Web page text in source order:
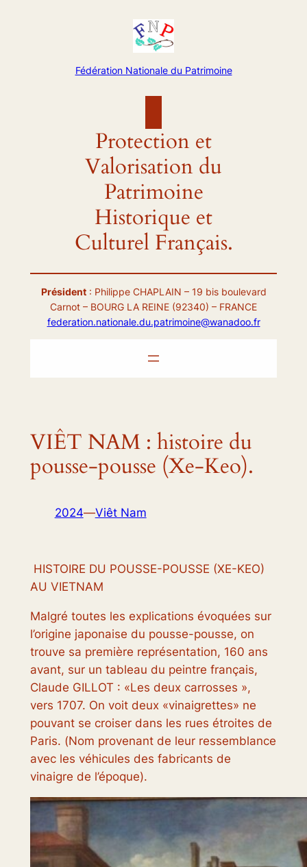
Fédération Nationale du Patrimoine
Protection et
Valorisation du
Patrimoine
Historique et
Culturel Français.
Président: Philippe CHAPLAIN – 19 bis boulevard
Carnot – BOURG LA REINE (92340) – FRANCE
federation.nationale.du.patrimoine@wanadoo.fr
VIÊT NAM : histoire du
pousse-pousse (Xe-Keo).
2024—Viêt Nam
HISTOIRE DU POUSSE-POUSSE (XE-KEO)
AU VIETNAM
Malgré toutes les explications évoquées sur
l’origine japonaise du pousse-pousse, on
trouve sa première représentation, 160 ans
avant, sur un tableau du peintre français,
Claude GILLOT : «Les deux carrosses »,
vers 1707. On voit deux «vinaigrettes» ne
pouvant se croiser dans les rues étroites de
Paris. (Nom provenant de leur ressemblance
avec les véhicules des fabricants de
vinaigre de l’époque).